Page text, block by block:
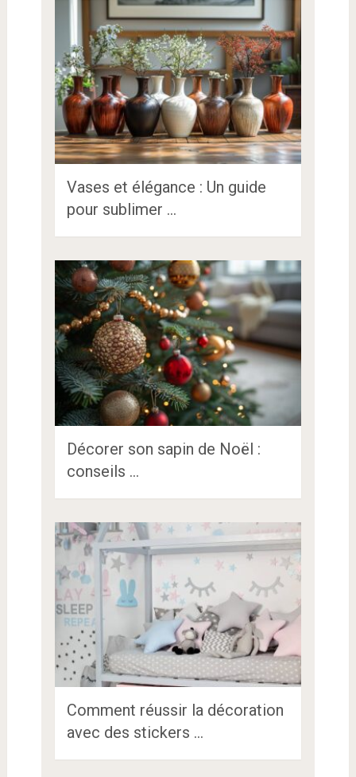
Vases et élégance : Un guide
pour sublimer …
Décorer son sapin de Noël :
conseils …
Comment réussir la décoration
avec des stickers …